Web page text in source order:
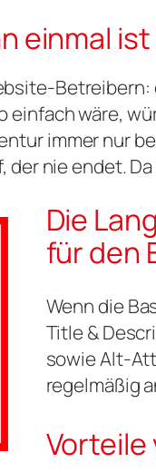
einmal
einfach wäre,
immer nur
der nie endet.
Die
für den
Wenn die
Title &
sowie Alt-
regelmäßig
Vorteile